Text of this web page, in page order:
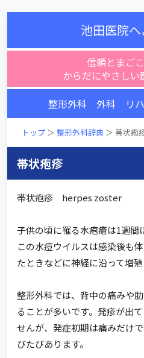
池田医院
信頼とまご
からだにやさしい
整形外科 外科 リハ
トップ ＞ 整形外科辞典 ＞ 帯状疱
帯状疱疹
帯状疱疹 herpes zoster
子供の頃に罹る水疱瘡は1週間
この水痘ウイルスは感染後も
たときなどに神経に沿って増殖
整形外科では、背中の痛みや
ることが多いです。発疹が出
せんが、発症初期は痛みだけ
びたびあります。